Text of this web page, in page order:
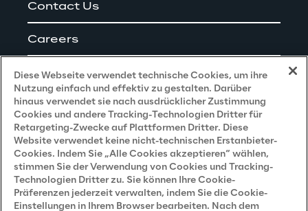
Contact Us
Careers
Impressum
Privacy and Legal
Datenschutz- und Cookie Richtlinie
Datenschutzhinweis(Bewerber)
Datenschutzhinweis (Kunden)
Diese Webseite verwendet technische Cookies, um ihre
Nutzung einfach und effektiv zu gestalten. Darüber
hinaus verwendet sie nach ausdrücklicher Zustimmung
Cookies und andere Tracking-Technologien Dritter für
Retargeting-Zwecke auf Plattformen Dritter. Diese
Website verwendet keine nicht-technischen Erstanbieter-
Cookies. Indem Sie „Alle Cookies akzeptieren“ wählen,
stimmen Sie der Verwendung von Cookies und Tracking-
Technologien Dritter zu. Sie können Ihre Cookie-
Präferenzen jederzeit verwalten, indem Sie die Cookie-
Einstellungen in Ihrem Browser bearbeiten. Nach dem